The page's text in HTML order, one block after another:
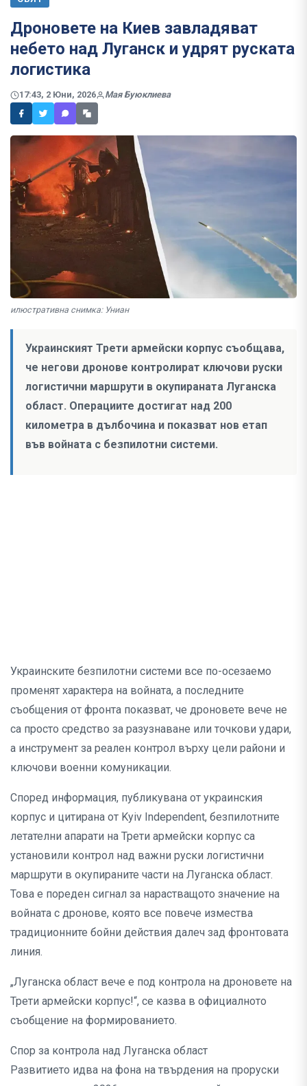
Дроновете на Киев завладяват
небето над Луганск и удрят руската
логистика
17:43, 2 Юни, 2026 Мая Буюклиева
илюстративна снимка: Униан
Украинският Трети армейски корпус съобщава,
че негови дронове контролират ключови руски
логистични маршрути в окупираната Луганска
област. Операциите достигат над 200
километра в дълбочина и показват нов етап
във войната с безпилотни системи.
Украинските безпилотни системи все по-осезаемо
променят характера на войната, а последните
съобщения от фронта показват, че дроновете вече не
са просто средство за разузнаване или точкови удари,
а инструмент за реален контрол върху цели райони и
ключови военни комуникации.
Според информация, публикувана от украинския
корпус и цитирана от Kyiv Independent, безпилотните
летателни апарати на Трети армейски корпус са
установили контрол над важни руски логистични
маршрути в окупираните части на Луганска област.
Това е пореден сигнал за нарастващото значение на
войната с дронове, която все повече измества
традиционните бойни действия далеч зад фронтовата
линия.
„Луганска област вече е под контрола на дроновете на
Трети армейски корпус!“, се казва в официалното
съобщение на формированието.
Спор за контрола над Луганска област
Развитието идва на фона на твърдения на проруски